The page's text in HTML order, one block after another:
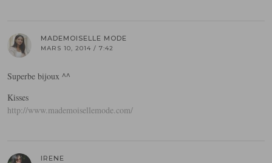
MADEMOISELLE MODE
MARS 10, 2014 / 7:42
Superbe bijoux ^^
Kisses
http://www.mademoisellemode.com/
IRENE